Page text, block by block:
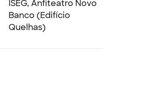
ISEG, Anfiteatro Novo
Banco (Edifício
Quelhas)